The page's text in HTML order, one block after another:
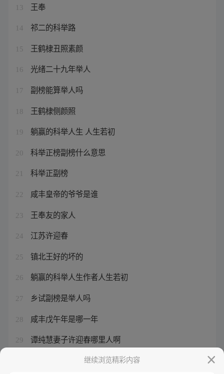
13 王奉
14 祁二的科举路
15 王鹤棣丑照素颜
16 光绪二十九年举人
17 副榜能算举人吗
18 王鹤棣侧颜照
19 躺赢的科举人生 人生若初
20 科举正榜副榜什么意思
21 科举正副榜
22 咸丰皇帝的爷爷是谁
23 王奉友的家人
24 江苏许迎春
25 镇北王好的坏的
26 躺赢的科举人生作者人生若初
27 乡试副榜是举人吗
28 咸丰戊午年是哪一年
29 谭纯慧妻子许迎春哪里人啊
王鹤棣孙千怎么认识的继续浏览精彩内容